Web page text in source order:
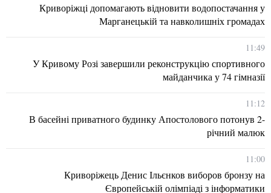
Криворіжці допомагають відновити водопостачання у
Марганецькій та навколишніх громадах
11:49
У Кривому Розі завершили реконструкцію спортивного
майданчика у 74 гімназії
11:12
В басейні приватного будинку Апостолового потонув 2-
річний малюк
11:00
Криворіжець Денис Ільєнков виборов бронзу на
Європейській олімпіаді з інформатики